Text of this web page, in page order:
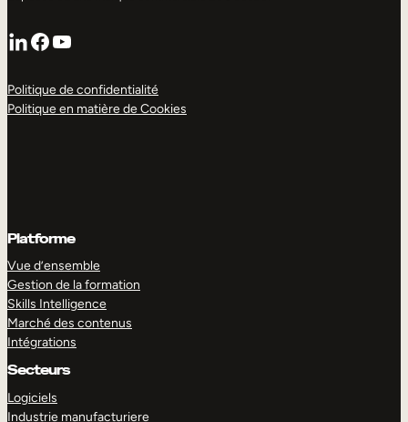
LinkedIn
Facebook
YouTube
Politique de confidentialité
Politique en matière de Cookies
Platforme
Vue d’ensemble
Gestion de la formation
Skills Intelligence
Marché des contenus
Intégrations
Secteurs
Logiciels
Industrie manufacturiere